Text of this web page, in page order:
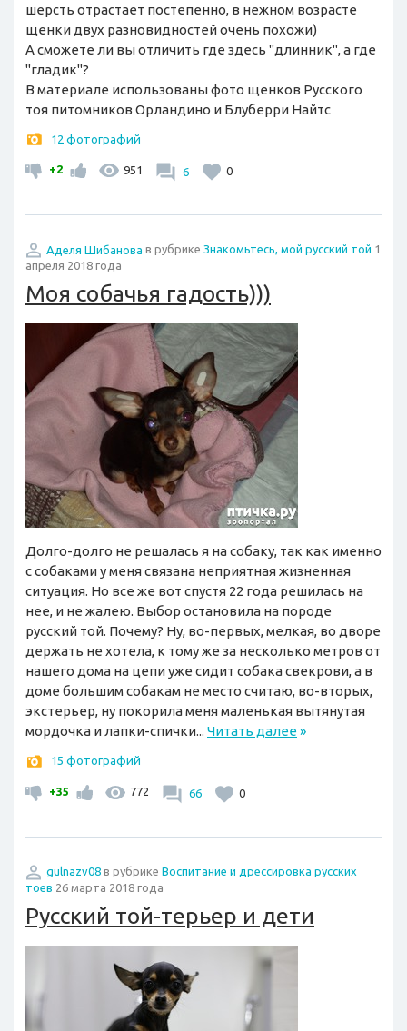
шерсть отрастает постепенно, в нежном возрасте
щенки двух разновидностей очень похожи)
А сможете ли вы отличить где здесь "длинник", а где
"гладик"?
В материале использованы фото щенков Русского
тоя питомников Орландино и Блуберри Найтс
12 фотографий
+2 951 6 0
Аделя Шибанова в рубрике Знакомьтесь, мой русский той 1
апреля 2018 года
Моя собачья гадость)))
Долго-долго не решалась я на собаку, так как именно
с собаками у меня связана неприятная жизненная
ситуация. Но все же вот спустя 22 года решилась на
нее, и не жалею. Выбор остановила на породе
русский той. Почему? Ну, во-первых, мелкая, во дворе
держать не хотела, к тому же за несколько метров от
нашего дома на цепи уже сидит собака свекрови, а в
доме большим собакам не место считаю, во-вторых,
экстерьер, ну покорила меня маленькая вытянутая
мордочка и лапки-спички... Читать далее»
15 фотографий
+35 772 66 0
gulnazv08 в рубрике Воспитание и дрессировка русских
тоев 26 марта 2018 года
Русский той-терьер и дети